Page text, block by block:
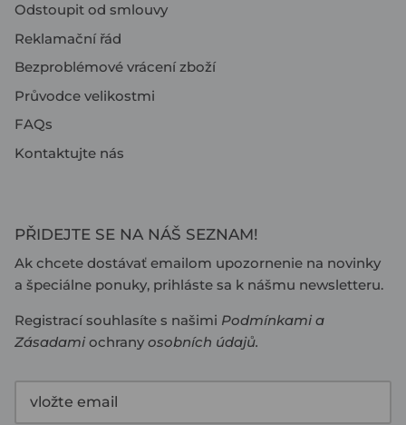
Odstoupit od smlouvy
Reklamační řád
Bezproblémové vrácení zboží
Průvodce velikostmi
FAQs
Kontaktujte nás
PŘIDEJTE SE NA NÁŠ SEZNAM!
Ak chcete dostávať emailom upozornenie na novinky
a špeciálne ponuky, prihláste sa k nášmu newsletteru.
Registrací souhlasíte s našimi Podmínkamia
Zásadamiochrany osobních údajů.